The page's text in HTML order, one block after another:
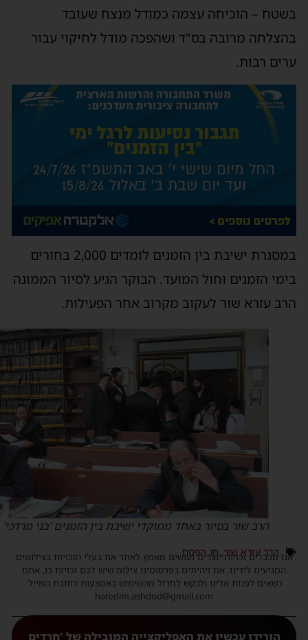
– הוכיחה עצמה כמודל מנצח שעובד
מרובה בס"ד ושהפכה מודל לחיקוי עבור
רבות.
במסגרת ישיבת בין הזמנים לומדים 2,000 בחורים
הזמנים וחול המועד. הבוקר הגיע לסיור הממונה
עזרא שור לעקוב מקרוב אחר הפעילות.
הרב שור בסיור באחד ממוקדי ישיבת בין הזמנים 'בני מרדכי'
הרב עזרא שור,חג הפסח
אנו מכבדים זכויות יוצרים ועושים מאמץ לאתר את בעלי הזכויות בצילומים
המגיעים לידינו. אם זיהיתים בפרסומינו צילום שיש לכם זכויות בו, אתם
רשאים לפנות אלינו ולבקש לחדול מהשימוש באמצעות כתובת המייל:
haredim.ashdod@gmail.com
הורידו עכשיו את האפליקצייה המובילה של 'חרדים